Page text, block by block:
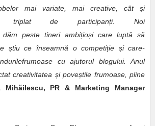
mai variate, mai creative, câtși
triplat de participanți. Noi
peste tineri ambițioși care luptă să
știu ce înseamnă o competiție și care-
cu ajutorul blogului. Anul
creativitatea și poveștile frumoase, pline
Mihăilescu, PR & Marketing Manager